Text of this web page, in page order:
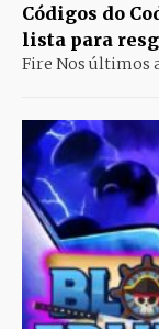
Códigos do
lista para
Fire Nos últimos